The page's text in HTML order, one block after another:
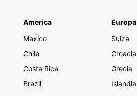
America
Mexico
Chile
Costa Rica
Brazil
Europa
Suiza
Croacia
Grecia
Islandia